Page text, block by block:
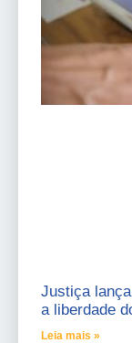
Justiça
a liberdade
Leia mais »